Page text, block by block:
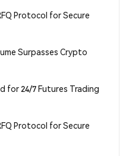
Protocol for Secure
Surpasses Crypto
for 24/7 Futures Trading
Protocol for Secure